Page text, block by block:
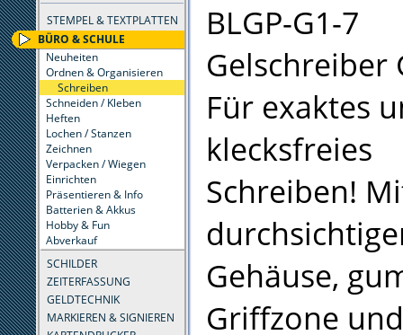
STEMPEL & TEXTPLATTEN
BÜRO & SCHULE
Neuheiten
Ordnen & Organisieren
Schreiben
Schneiden / Kleben
Heften
Lochen / Stanzen
Zeichnen
Verpacken / Wiegen
Einrichten
Präsentieren & Info
Batterien & Akkus
Hobby & Fun
Abverkauf
SCHILDER
ZEITERFASSUNG
GELDTECHNIK
MARKIEREN & SIGNIEREN
BLGP-G1-7
Gelschreiber
Für exaktes
klecksfreies
Schreiben!
Gehäuse,
Griffzone und